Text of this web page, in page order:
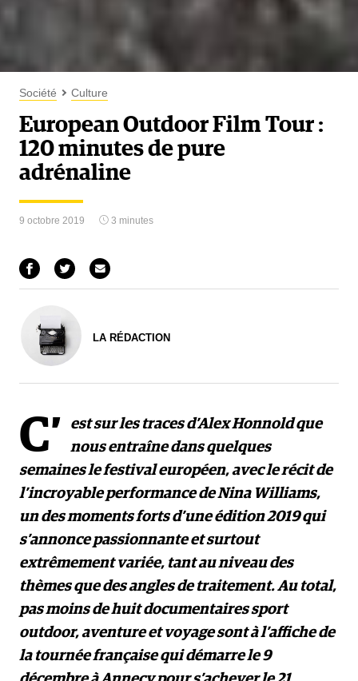
Société Culture
European Outdoor Film Tour :
120 minutes de pure
adrénaline
9 octobre 2019 3 minutes
LA RÉDACTION
C’
est sur les traces d’Alex Honnold que
nous entraîne dans quelques
semaines le festival européen, avec le récit de
l’incroyable performance de Nina Williams,
un des moments forts d’une édition 2019 qui
s’annonce passionnante et surtout
extrêmement variée, tant au niveau des
thèmes que des angles de traitement. Au total,
pas moins de huit documentaires sport
outdoor, aventure et voyage sont à l’affiche de
la tournée française qui démarre le 9